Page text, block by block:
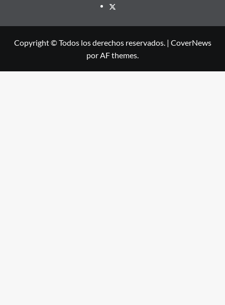
X
Copyright © Todos los derechos reservados. | CoverNews
por AF themes.